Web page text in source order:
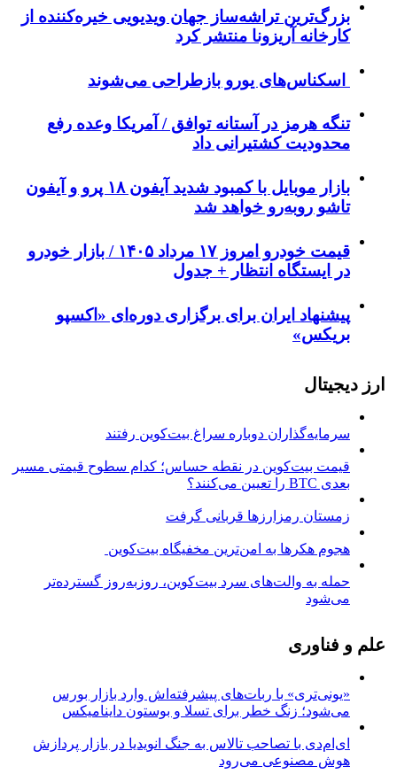
بزرگ‌ترین تراشه‌ساز جهان ویدیویی خیره‌کننده از
کارخانه آریزونا منتشر کرد
اسکناس‌های یورو بازطراحی می‌شوند
تنگه هرمز در آستانه توافق / آمریکا وعده رفع
محدودیت کشتیرانی داد
بازار موبایل با کمبود شدید آیفون ۱۸ پرو و آیفون
تاشو روبه‌رو خواهد شد
قیمت خودرو امروز ۱۷ مرداد ۱۴۰۵ / بازار خودرو
در ایستگاه انتظار + جدول
پیشنهاد ایران برای برگزاری دوره‌ای «اکسپو
بریکس»
ارز دیجیتال
سرمایه‌گذاران دوباره سراغ بیت‌کوین رفتند
قیمت بیت‌کوین در نقطه حساس؛ کدام سطوح قیمتی مسیر
بعدی BTC را تعیین می‌کنند؟
زمستان رمزارزها قربانی گرفت
هجوم هکرها به امن‌ترین مخفیگاه بیت‌کوین
حمله به والت‌های سرد بیت‌کوین، روزبه‌روز گسترده‌تر
می‌شود
علم و فناوری
«یونی‌تری» با ربات‌های پیشرفته‌اش وارد بازار بورس
می‌شود؛ زنگ خطر برای تسلا و بوستون داینامیکس
ای‌ام‌دی با تصاحب تالاس به جنگ انویدیا در بازار پردازش
هوش مصنوعی می‌رود